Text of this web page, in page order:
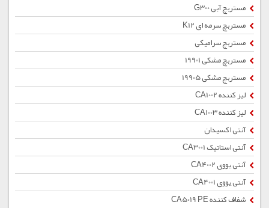
مستربچ آبی G300
مستربچ سرمه ای K12
مستربچ سرامیکی
مستربچ مشکی 19901
مستربچ مشکی 19905
لیز کننده CA1002
لیز کننده CA1003
آنتی اکسیدان
آنتی استاتیک CA3001
آنتی یووی CA4002
آنتی یووی CA4001
شفاف کننده CA5019 PE